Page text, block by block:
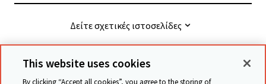
Δείτε σχετικές ιστοσελίδες
© Cambridge University Press & Assessment
This website uses cookies
By clicking “Accept all cookies”, you agree to the storing of